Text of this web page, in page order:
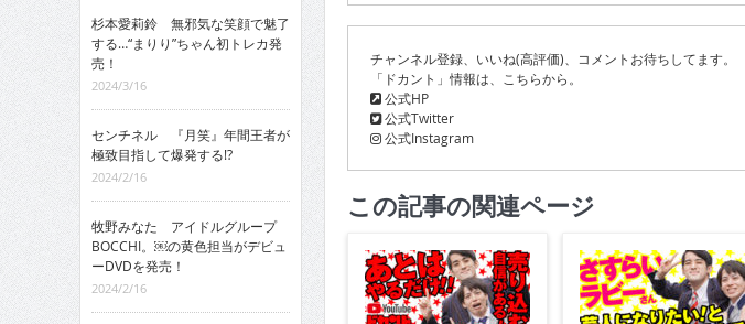
チャンネル登録、いいね(高評価)、コメントお待ちしてます。
「ドカント」情報は、こちらから。
公式HP
公式Twitter
公式Instagram
この記事の関連ページ
杉本愛莉鈴 無邪気な笑顔で魅了
する…“まりり”ちゃん初トレカ発
売！
2024/3/16
センチネル 『月笑』年間王者が
極致目指して爆発する!?
2024/2/16
牧野みなた アイドルグループ
BOCCHI。￼の黄色担当がデビュ
ーDVDを発売！
2024/2/16